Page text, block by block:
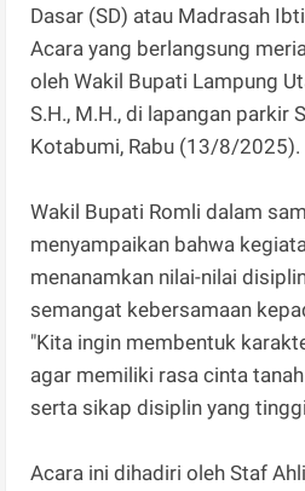
Dasar (SD) atau Madrasah
Acara yang berlangsung
oleh Wakil Bupati Lampung
S.H., M.H., di lapangan parkir
Kotabumi, Rabu (13/8/2025).
Wakil Bupati Romli dalam
menyampaikan bahwa
menanamkan nilai-nilai
semangat kebersamaan
"Kita ingin membentuk
agar memiliki rasa cinta
serta sikap disiplin yang
Acara ini dihadiri oleh Staf